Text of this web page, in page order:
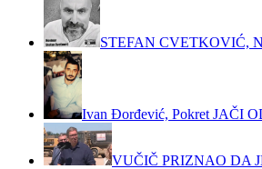
STEFAN CVETKOVIĆ,
Ivan Đorđević, Pokret JAČI
VUČIČ PRIZNAO DA